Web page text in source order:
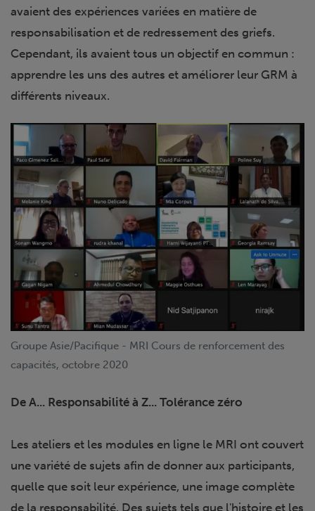
avaient des expériences variées en matière de
responsabilisation et de redressement des griefs.
Cependant, ils avaient tous un objectif en commun :
apprendre les uns des autres et améliorer leur GRM à
différents niveaux.
Groupe Asie/Pacifique - MRI Cours de renforcement des
capacités, octobre 2020
De A... Responsabilité à Z... Tolérance zéro
Les ateliers et les modules en ligne le MRI ont couvert
une variété de sujets afin de donner aux participants,
quelle que soit leur expérience, une image complète
de la responsabilité. Des sujets tels que l'histoire et les